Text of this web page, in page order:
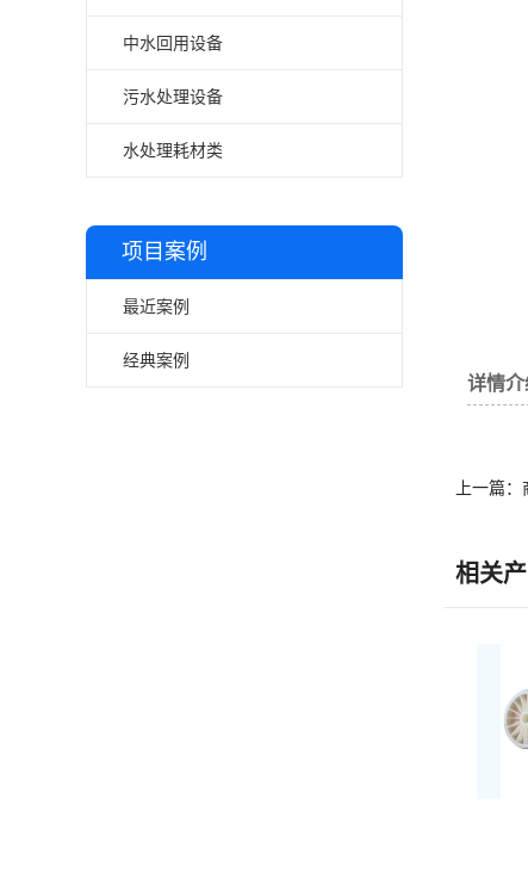
中水回用设备
污水处理设备
水处理耗材类
项目案例
最近案例
经典案例
详情介
上一篇：
相关